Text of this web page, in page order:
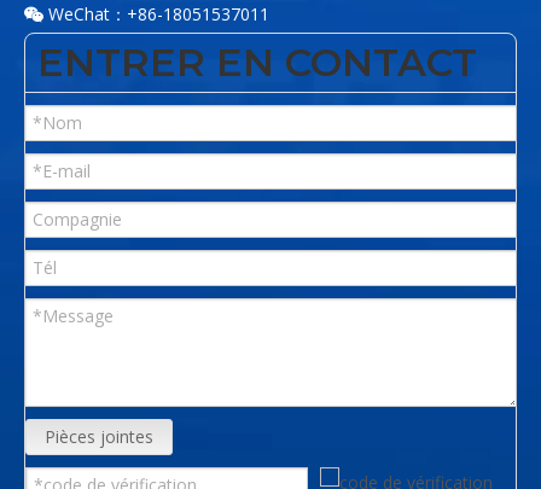
 WeChat：+86-18051537011
ENTRER EN CONTACT
Pièces jointes